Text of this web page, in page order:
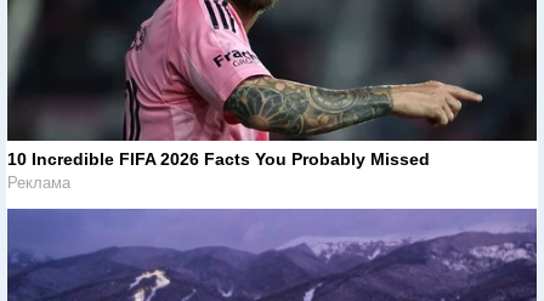
10 Incredible FIFA 2026 Facts You Probably Missed
Реклама